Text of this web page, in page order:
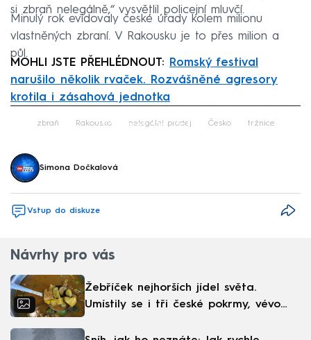
si zbraň nelegálně,“ vysvětlil policejní mluvčí.
Minulý rok evidovaly české úřady kolem milionu
vlastněných zbraní. V Rakousku je to přes milion a
půl.
MOHLI JSTE PŘEHLÉDNOUT:
Romský festival
narušilo několik rvaček. Rozvášněné agresory
krotila i zásahová jednotka
Failed to fetch
zbraň Rakousko nelegální prodej Česko tržnice
Simona Dočkalová
Vstup do diskuze
Návrhy pro vás
Žebříček nejhorších jídel světa.
Umístily se i tři české pokrmy, vévodí